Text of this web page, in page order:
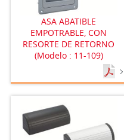
ASA ABATIBLE
EMPOTRABLE, CON
RESORTE DE RETORNO
(Modelo : 11-109)